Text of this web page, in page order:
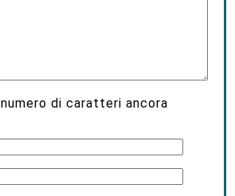
numero di caratteri ancora